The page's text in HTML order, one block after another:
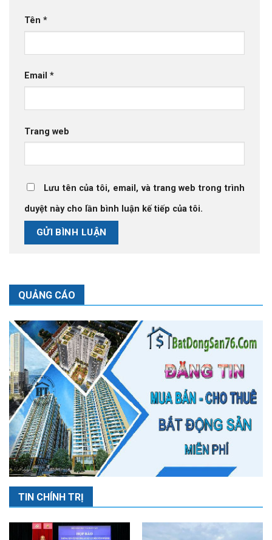
Tên *
Email *
Trang web
Lưu tên của tôi, email, và trang web trong trình
duyệt này cho lần bình luận kế tiếp của tôi.
QUẢNG CÁO
TIN CHÍNH TRỊ